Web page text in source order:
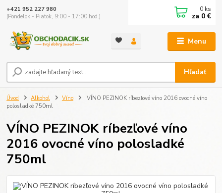
Menu
Hľadať
+421 952 227 980
(Pondelok - Piatok, 9:00 - 17:00 hod.)
0 ks
za 0 €
Úvod Alkohol Víno
VÍNO PEZINOK ríbezľové víno 2016 ovocné víno
polosladké 750ml
VÍNO PEZINOK ríbezľové víno
2016 ovocné víno polosladké
750ml